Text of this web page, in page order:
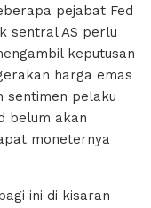
pejabat Fed
sentral AS perlu
keputusan
harga emas
sentimen pelaku
belum akan
moneternya
ini di kisaran